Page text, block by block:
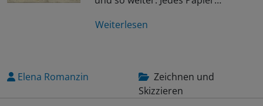
Weiterlesen
Elena Romanzin
Zeichnen und
Skizzieren